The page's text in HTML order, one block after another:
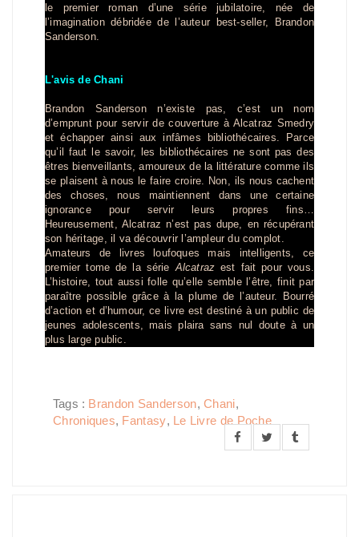
le premier roman d’une série jubilatoire, née de
l’imagination débridée de l’auteur best-seller, Brandon
Sanderson.
L'avis de Chani
Brandon Sanderson n’existe pas, c’est un nom
d’emprunt pour servir de couverture à Alcatraz Smedry
et échapper ainsi aux infâmes bibliothécaires. Parce
qu’il faut le savoir, les bibliothécaires ne sont pas des
êtres bienveillants, amoureux de la littérature comme ils
se plaisent à nous le faire croire. Non, ils nous cachent
des choses, nous maintiennent dans une certaine
ignorance pour servir leurs propres fins…
Heureusement, Alcatraz n’est pas dupe, en récupérant
son héritage, il va découvrir l’ampleur du complot.
Amateurs de livres loufoques mais intelligents, ce
premier tome de la sérieAlcatraz est fait pour vous.
L’histoire, tout aussi folle qu’elle semble l’être, finit par
paraître possible grâce à la plume de l’auteur. Bourré
d’action et d’humour, ce livre est destiné à un public de
jeunes adolescents, mais plaira sans nul doute à un
plus large public.
Tags : Brandon Sanderson,Chani,
Chroniques, Fantasy, Le Livre de Poche